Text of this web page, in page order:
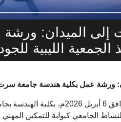
إلى الميدان:
الليبية
ورشة عمل بكلية هندسة جامعة سرت
أقيمت اليوم الاثنين الموافق 6
الجامعي كبوابة للتمكين